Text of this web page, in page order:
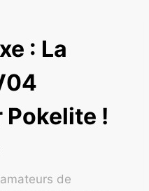
: La
Pokelite !
de